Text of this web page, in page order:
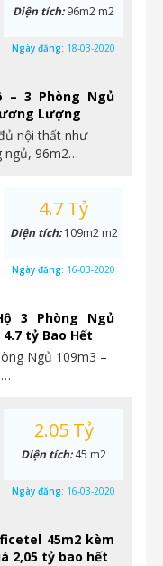
– 3 Phòng Ngủ
Lượng
nội thất như
ngủ, 96m2…
Diện tích:96m2 m2
Ngày đăng: 18-03-2020
3 Phòng Ngủ
4.7 tỷ Bao Hết
Ngủ 109m3 –
4.7 Tỷ
Diện tích:109m2 m2
Ngày đăng: 16-03-2020
45m2 kèm
2,05 tỷ bao hết
2.05 Tỷ
Diện tích:45 m2
Ngày đăng: 16-03-2020